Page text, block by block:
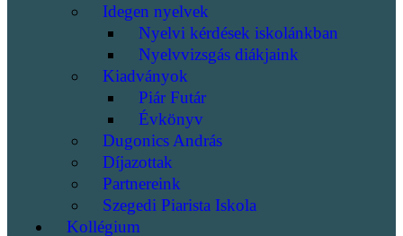
Idegen nyelvek
Nyelvi kérdések iskolánkban
Nyelvvizsgás diákjaink
Kiadványok
Piár Futár
Évkönyv
Dugonics András
Díjazottak
Partnereink
Szegedi Piarista Iskola
Kollégium